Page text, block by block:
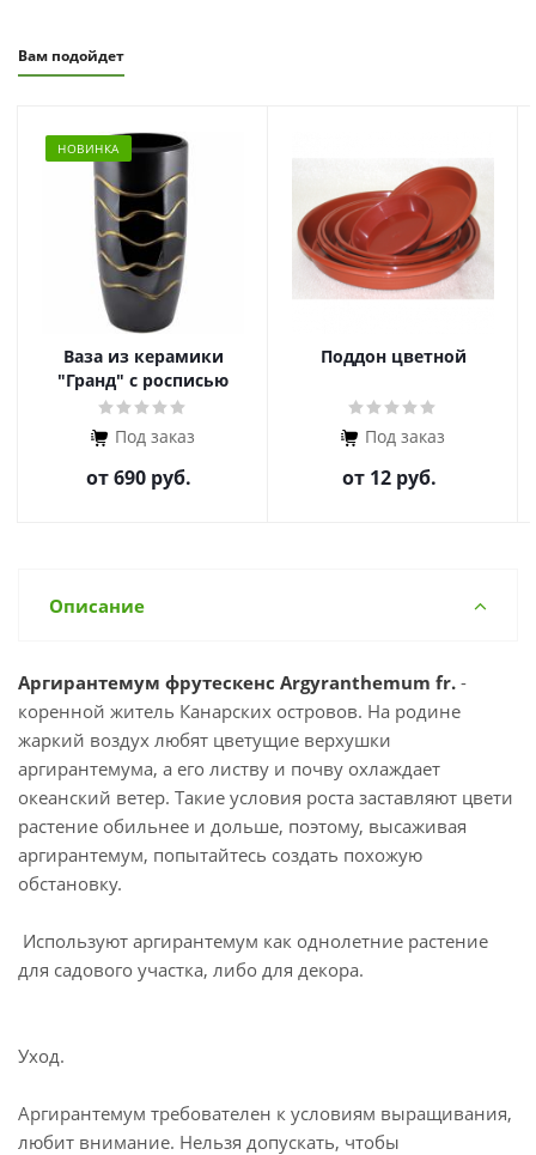
Вам подойдет
НОВИНКА
Ваза из керамики
"Гранд" с росписью
Под заказ
от690 руб.
Поддон цветной
Под заказ
от 12 руб.
Описание
Аргирантемум фрутескенс Argyranthemum fr. -
коренной житель Канарских островов. На родине
жаркий воздух любят цветущие верхушки
аргирантемума, а его листву и почву охлаждает
океанский ветер. Такие условия роста заставляют цвети
растение обильнее и дольше, поэтому, высаживая
аргирантемум, попытайтесь создать похожую
обстановку.
Используют аргирантемум как однолетние растение
для садового участка, либо для декора.
Уход.
Аргирантемум требователен к условиям выращивания,
любит внимание. Нельзя допускать, чтобы